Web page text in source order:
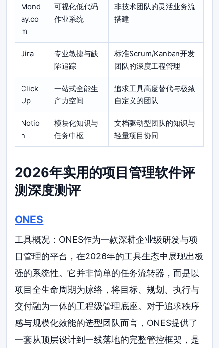
Mond
ay.co
m
可视化低代码
作业系统
非技术团队的灵活业务流
搭建
Jira
专业敏捷与缺
陷追踪
标准Scrum/Kanban开发
团队的深度工程管理
Click
Up
一站式全能生
产力空间
追求工具高度替代与极致
自定义的团队
Notio
n
模块化知识与
任务中枢
文档驱动型团队的知识与
轻量项目协同
2026年实用的项目管理软件评
测深度测评
ONES
工具概况：ONES作为一款深耕企业级研发与项
目管理的平台，在2026年的工具生态中展现出极
强的系统性。它并非简单的任务流转器，而是以
项目全生命周期为脉络，将目标、规划、执行与
交付融为一体的工程级管理底座。对于追求秩序
感与规模化效能的选型团队而言，ONES提供了
一套从顶层设计到一线落地的完整管控框架，是